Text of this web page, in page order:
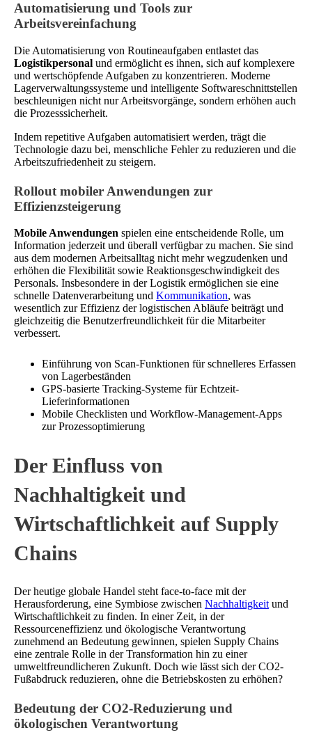
Automatisierung und Tools zur
Arbeitsvereinfachung
Die Automatisierung von Routineaufgaben entlastet das
Logistikpersonal und ermöglicht es ihnen, sich auf komplexere
und wertschöpfende Aufgaben zu konzentrieren. Moderne
Lagerverwaltungssysteme und intelligente Softwareschnittstellen
beschleunigen nicht nur Arbeitsvorgänge, sondern erhöhen auch
die Prozesssicherheit.
Indem repetitive Aufgaben automatisiert werden, trägt die
Technologie dazu bei, menschliche Fehler zu reduzieren und die
Arbeitszufriedenheit zu steigern.
Rollout mobiler Anwendungen zur
Effizienzsteigerung
Mobile Anwendungen spielen eine entscheidende Rolle, um
Information jederzeit und überall verfügbar zu machen. Sie sind
aus dem modernen Arbeitsalltag nicht mehr wegzudenken und
erhöhen die Flexibilität sowie Reaktionsgeschwindigkeit des
Personals. Insbesondere in der Logistik ermöglichen sie eine
schnelle Datenverarbeitung und Kommunikation, was
wesentlich zur Effizienz der logistischen Abläufe beiträgt und
gleichzeitig die Benutzerfreundlichkeit für die Mitarbeiter
verbessert.
Einführung von Scan-Funktionen für schnelleres Erfassen
von Lagerbeständen
GPS-basierte Tracking-Systeme für Echtzeit-
Lieferinformationen
Mobile Checklisten und Workflow-Management-Apps
zur Prozessoptimierung
Der Einfluss von
Nachhaltigkeit und
Wirtschaftlichkeit auf Supply
Chains
Der heutige globale Handel steht face-to-face mit der
Herausforderung, eine Symbiose zwischen Nachhaltigkeit und
Wirtschaftlichkeit zu finden. In einer Zeit, in der
Ressourceneffizienz und ökologische Verantwortung
zunehmend an Bedeutung gewinnen, spielen Supply Chains
eine zentrale Rolle in der Transformation hin zu einer
umweltfreundlicheren Zukunft. Doch wie lässt sich der CO2-
Fußabdruck reduzieren, ohne die Betriebskosten zu erhöhen?
Bedeutung der CO2-Reduzierung und
ökologischen Verantwortung